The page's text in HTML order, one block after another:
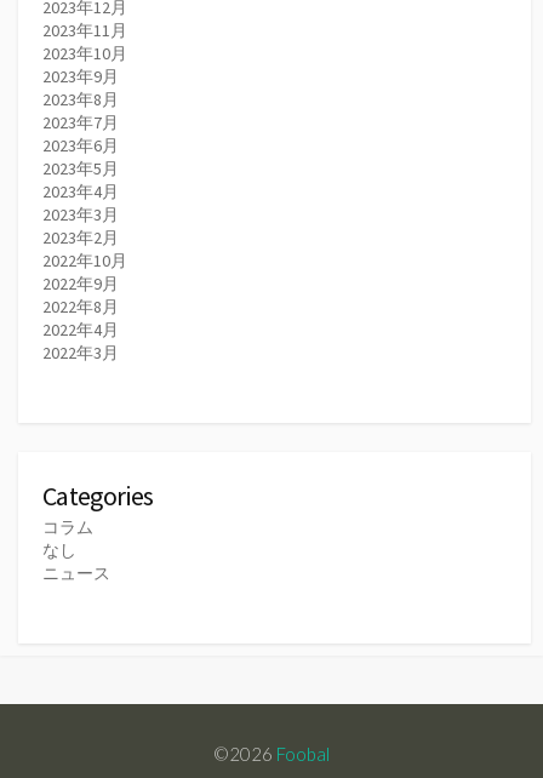
2023年12月
2023年11月
2023年10月
2023年9月
2023年8月
2023年7月
2023年6月
2023年5月
2023年4月
2023年3月
2023年2月
2022年10月
2022年9月
2022年8月
2022年4月
2022年3月
Categories
コラム
なし
ニュース
©2026 Foobal